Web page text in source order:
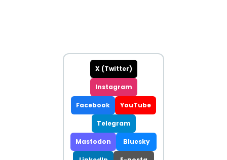
X (Twitter)
Instagram
Facebook YouTube
Telegram
Mastodon Bluesky